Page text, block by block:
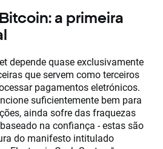
a primeira
depende quase exclusivamente
que servem como terceiros
pagamentos eletrónicos.
suficientemente bem para
ainda sofre das fraquezas
na confiança - estas são
do manifesto intitulado